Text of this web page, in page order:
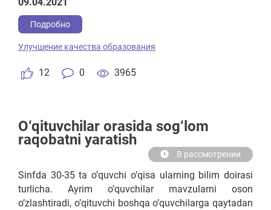
Kollejgaxam intixon asosida qabul qilinadi agar testan
o'tolmasa 16yoshdan avtomatik qabul qilinadi.
4)Institutga 4yil o'qitiladi 1-4 kursgacha o'qitiladi 2yil
o'qidi va 2yil o'zini soxasida (tekinga) ishlaydi
davlatga. Qizbolar va O'g'ilbolar alohida o'qishi kerak
Maktabda, Kollejda va Instituda.
Подробно
12 0 3965
Улучшение качества образования
O‘qituvchilar orasida sog‘lom
raqobatni yaratish
В рассмотрении
Sinfda 30-35 ta o’quvchi o’qisa ularning bilim doirasi
turlicha. Ayrim o’quvchilar mavzularni oson
o’zlashtiradi, o’qituvchi boshqa o’quvchilarga qaytadan